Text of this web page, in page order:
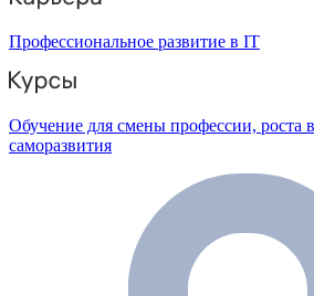
Профессиональное развитие в IT
Обучение для смены профессии, роста
саморазвития